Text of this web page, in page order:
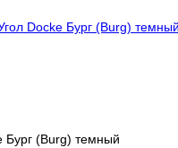
наличии
Бург (Burg) темный